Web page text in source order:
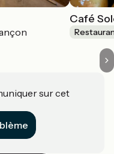
Café
sur cet